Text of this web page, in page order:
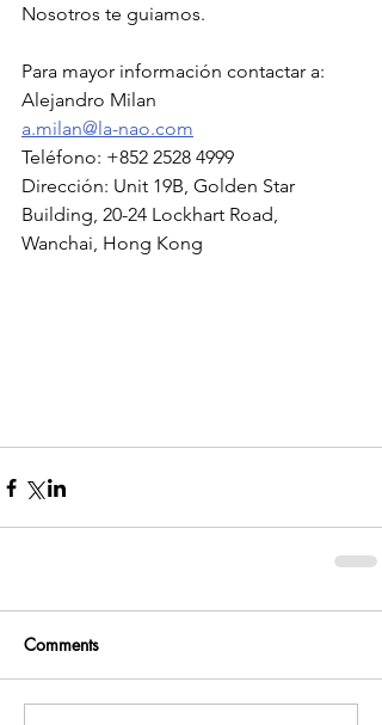
Nosotros te guiamos.
Para mayor información contactar a:
Alejandro Milan
a.milan@la-nao.com
Teléfono: +852 2528 4999
Dirección: Unit 19B, Golden Star
Building, 20-24 Lockhart Road,
Wanchai, Hong Kong
Comments